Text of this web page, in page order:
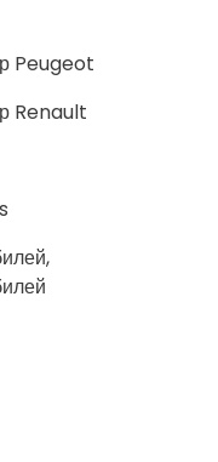
Peugeot
Renault